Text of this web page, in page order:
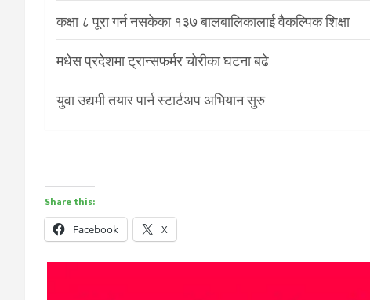
कक्षा ८ पूरा गर्न नसकेका १३७ बालबालिकालाई वैकल्पिक शिक्षा
मधेस प्रदेशमा ट्रान्सफर्मर चोरीका घटना बढे
युवा उद्यमी तयार पार्न स्टार्टअप अभियान सुरु
Share this:
Facebook X